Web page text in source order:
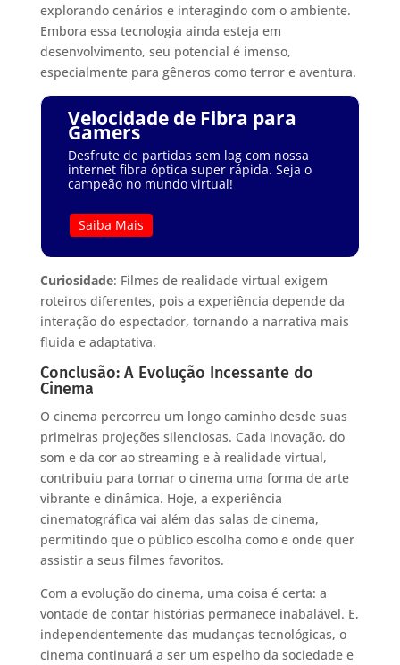
explorando cenários e interagindo com o ambiente.
Embora essa tecnologia ainda esteja em
desenvolvimento, seu potencial é imenso,
especialmente para gêneros como terror e aventura.
Velocidade de Fibra para
Gamers
Desfrute de partidas sem lag com nossa
internet fibra óptica super rápida. Seja o
campeão no mundo virtual!
Saiba Mais
Curiosidade: Filmes de realidade virtual exigem
roteiros diferentes, pois a experiência depende da
interação do espectador, tornando a narrativa mais
fluida e adaptativa.
Conclusão: A Evolução Incessante do
Cinema
O cinema percorreu um longo caminho desde suas
primeiras projeções silenciosas. Cada inovação, do
som e da cor ao streaming e à realidade virtual,
contribuiu para tornar o cinema uma forma de arte
vibrante e dinâmica. Hoje, a experiência
cinematográfica vai além das salas de cinema,
permitindo que o público escolha como e onde quer
assistir a seus filmes favoritos.
Com a evolução do cinema, uma coisa é certa: a
vontade de contar histórias permanece inabalável. E,
independentemente das mudanças tecnológicas, o
cinema continuará a ser um espelho da sociedade e